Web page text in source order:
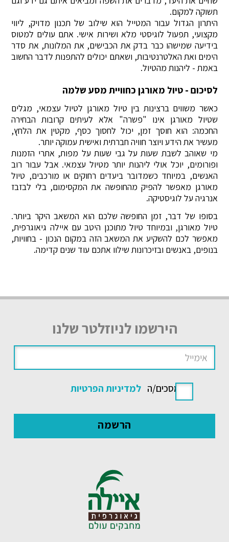
תשוקה למקום.
היתרון הגדול עבור המטייל הוא שילוב של תכנון מדויק, ליווי
מקצועי, תפעול לוגיסטי מלא ושירות אישי. אתם עולים למטוס
בידיעה שמישהו כבר בדק את הכבישים, את המלונות, את סדר
הימים ואת האלטרנטיבות, ושאתם יכולים להתפנות לדבר החשוב
באמת - ליהנות מהטיול.
לסיכום - טיול מאורגן כחוויית מסע שלמה
כאשר משווים ברצינות בין טיול מאורגן לטיול עצמאי, מגלים
שטיול מאורגן אינו "פשרה" אלא לעיתים קרובות הבחירה
החכמה: הוא חוסך זמן, יכול לחסוך כסף, מקטין את הלחץ,
מעשיר את הידע ויוצר חוויה חברתית ואישית עמוקה יותר.
מי שאוהב לשבת שעות על גבי שעות על מפות, אתרי הזמנות
ופורומים, יוכל אולי ליהנות יותר מטיול עצמאי. אבל עבור רוב
האנשים, במיוחד כשמדובר ביעדים רחוקים או מורכבים, טיול
מאורגן מאפשר להפיק מהחופשה את המקסימום, בלי לבזבז
אנרגיה על לוגיסטיקה.
בסופו של דבר, זמן החופשה שלכם הוא המשאב היקר ביותר.
טיול מאורגן, ובמיוחד טיול מתוכנן היטב עם איילה גיאוגרפית,
מאפשר לכם להשקיע את המשאב הזה במקום הנכון - בחוויות,
בנופים, באנשים ובזיכרונות שילוו אתכם עוד שנים קדימה.
הירשמו לניוזלטר שלנו
אני מסכים/ה למדיניות הפרטיות